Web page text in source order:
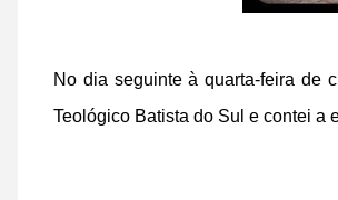
No dia seguinte à quarta-feira de
Teológico Batista do Sul e contei a